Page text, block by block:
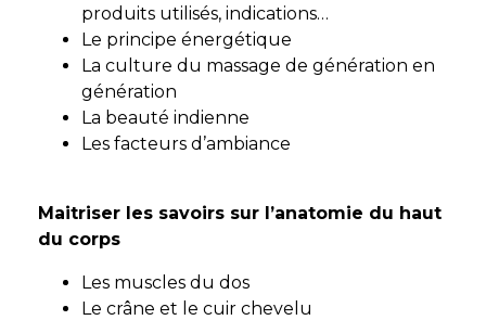
produits utilisés, indications…
Le principe énergétique
La culture du massage de génération en
génération
La beauté indienne
Les facteurs d’ambiance
Maitriser les savoirs sur l’anatomie du haut
du corps
Les muscles du dos
Le crâne et le cuir chevelu